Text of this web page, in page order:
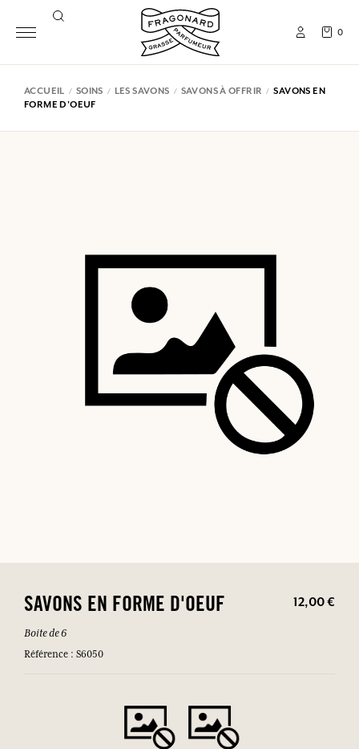
0
ACCUEIL SOINS LES SAVONS SAVONS À OFFRIR
SAVONS EN
FORME D'OEUF
SAVONS EN FORME D'OEUF 12,00 €
Boite de 6
Référence : S6050